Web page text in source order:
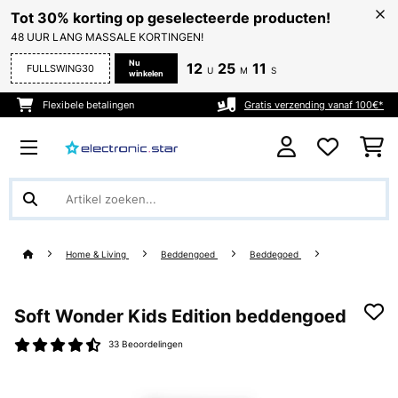
Tot 30% korting op geselecteerde producten!
48 UUR LANG MASSALE KORTINGEN!
FULLSWING30
Nu
winkelen
12 U 25 M 10 S
Flexibele betalingen Gratis verzending vanaf 100€*
Home & Living Beddengoed Beddegoed
Soft Wonder Kids Edition beddengoed
33 Beoordelingen